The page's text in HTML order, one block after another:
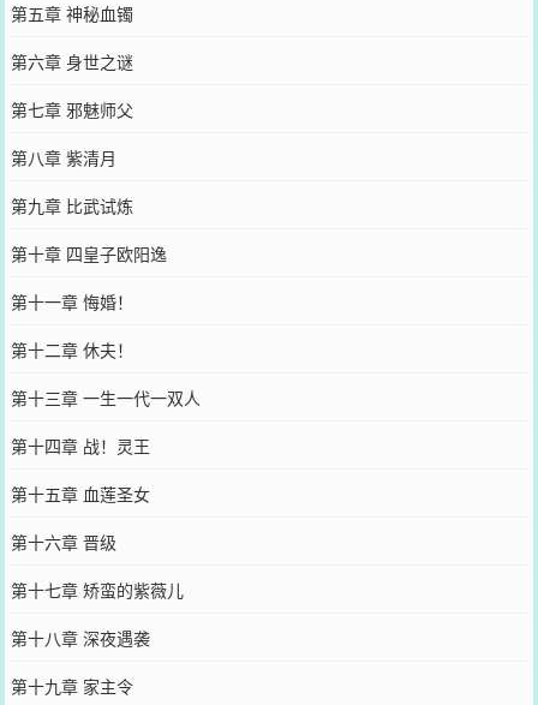
第五章 神秘血镯
第六章 身世之谜
第七章 邪魅师父
第八章 紫清月
第九章 比武试炼
第十章 四皇子欧阳逸
第十一章 悔婚！
第十二章 休夫！
第十三章 一生一代一双人
第十四章 战！灵王
第十五章 血莲圣女
第十六章 晋级
第十七章 矫蛮的紫薇儿
第十八章 深夜遇袭
第十九章 家主令